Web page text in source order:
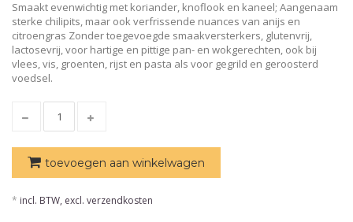
Smaakt evenwichtig met koriander, knoflook en kaneel; Aangenaam
sterke chilipits, maar ook verfrissende nuances van anijs en
citroengras Zonder toegevoegde smaakversterkers, glutenvrij,
lactosevrij, voor hartige en pittige pan- en wokgerechten, ook bij
vlees, vis, groenten, rijst en pasta als voor gegrild en geroosterd
voedsel.
toevoegen aan winkelwagen
* incl. BTW, excl. verzendkosten